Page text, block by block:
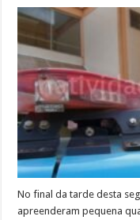
No final da tarde desta
apreenderam pequena